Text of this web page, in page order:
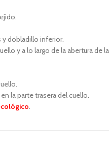
y dobladillo inferior.
y a lo largo de la abertura de la
la parte trasera del cuello.
.